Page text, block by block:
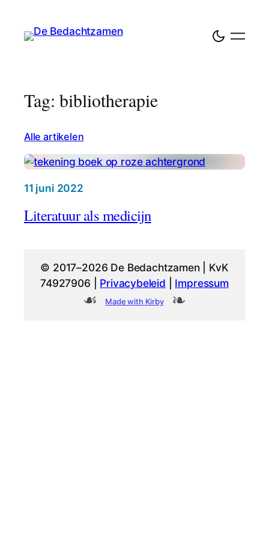
Tag: bibliotherapie
Alle artikelen
11 juni 2022
Literatuur als medicijn
© 2017–2026 De Bedachtzamen | KvK
74927906 | Privacybeleid Impressum
Made with Kirby